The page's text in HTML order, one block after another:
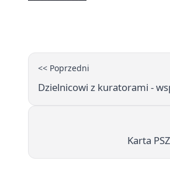
<< Poprzedni
Dzielnicowi z kuratorami -
Karta